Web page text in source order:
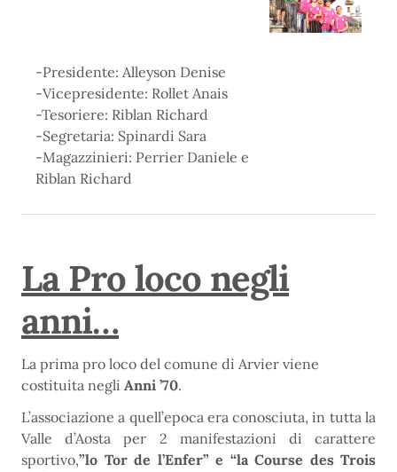
-Presidente: Alleyson Denise
-Vicepresidente: Rollet Anais
-Tesoriere: Riblan Richard
-Segretaria: Spinardi Sara
-Magazzinieri: Perrier Daniele e
Riblan Richard
La Pro loco negli
anni…
La prima pro loco del comune di Arvier viene
costituita negli Anni ’70.
L’associazione a quell’epoca era conosciuta, in tutta la
Valle d’Aosta per 2 manifestazioni di carattere
sportivo,”lo Tor de l’Enfer” e “la Course des Trois